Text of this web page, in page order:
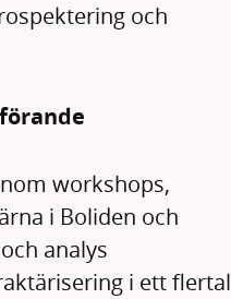
och
workshops,
i Boliden och
analys
i ett flertal